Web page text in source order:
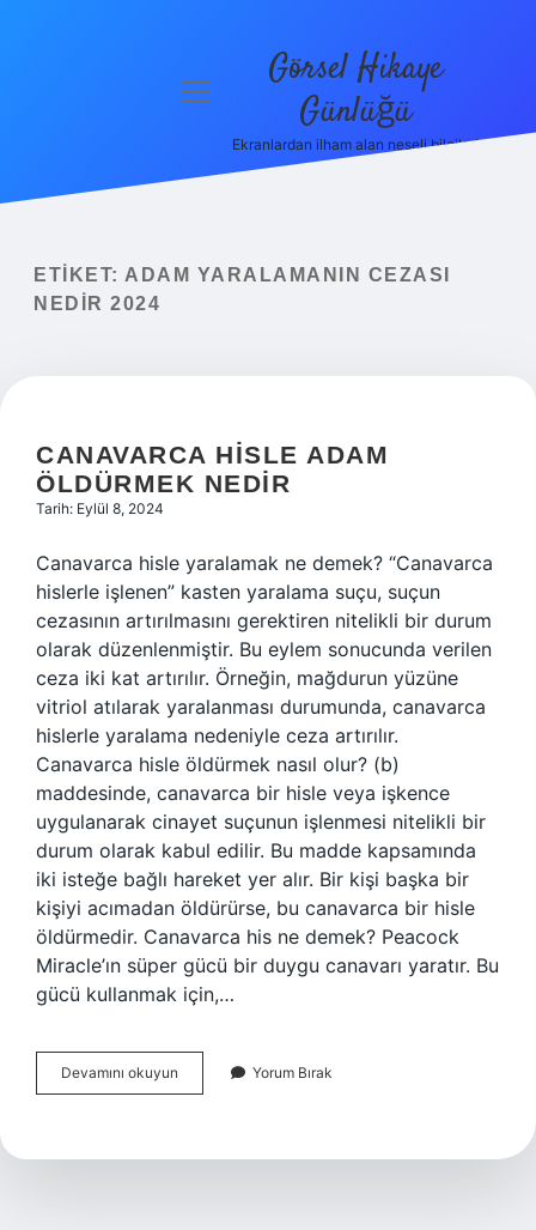
Yasal Uyarı
menüyü
Görsel Hikaye
Günlüğü
Ekranlardan ilham alan neşeli bilgiler!
ETIKET: ADAM YARALAMANIN CEZASI
NEDIR 2024
CANAVARCA HISLE ADAM
ÖLDÜRMEK NEDIR
Tarih: Eylül 8, 2024
Canavarca hisle yaralamak ne demek? “Canavarca
hislerle işlenen” kasten yaralama suçu, suçun
cezasının artırılmasını gerektiren nitelikli bir durum
olarak düzenlenmiştir. Bu eylem sonucunda verilen
ceza iki kat artırılır. Örneğin, mağdurun yüzüne
vitriol atılarak yaralanması durumunda, canavarca
hislerle yaralama nedeniyle ceza artırılır.
Canavarca hisle öldürmek nasıl olur? (b)
maddesinde, canavarca bir hisle veya işkence
uygulanarak cinayet suçunun işlenmesi nitelikli bir
durum olarak kabul edilir. Bu madde kapsamında
iki isteğe bağlı hareket yer alır. Bir kişi başka bir
kişiyi acımadan öldürürse, bu canavarca bir hisle
öldürmedir. Canavarca his ne demek? Peacock
Miracle’ın süper gücü bir duygu canavarı yaratır. Bu
gücü kullanmak için,…
Devamını okuyun Canavarca
Hisle
Nedir
Yorum Bırak